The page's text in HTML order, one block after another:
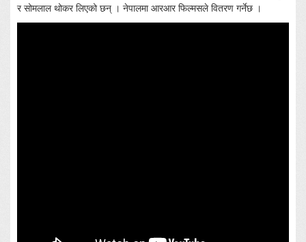
र सोमलाल थोकर लिएको छन् । नेपालमा आरआर फिल्मसले वितरण गर्नेछ ।